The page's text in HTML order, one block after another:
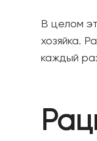
В целом
хозяйка.
каждый